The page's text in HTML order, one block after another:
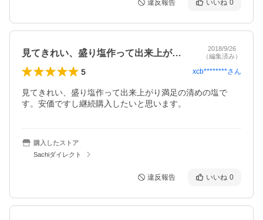
違反報告 いいね 0
見てきれい、盛り塩作って出来上がり満足…
2018/9/26
（編集済み）
5 xcb********さん
見てきれい、盛り塩作って出来上がり満足の清めの塩で
す。安価ですし継続購入したいと思います。
購入したストア
Sachiダイレクト
違反報告 いいね 0